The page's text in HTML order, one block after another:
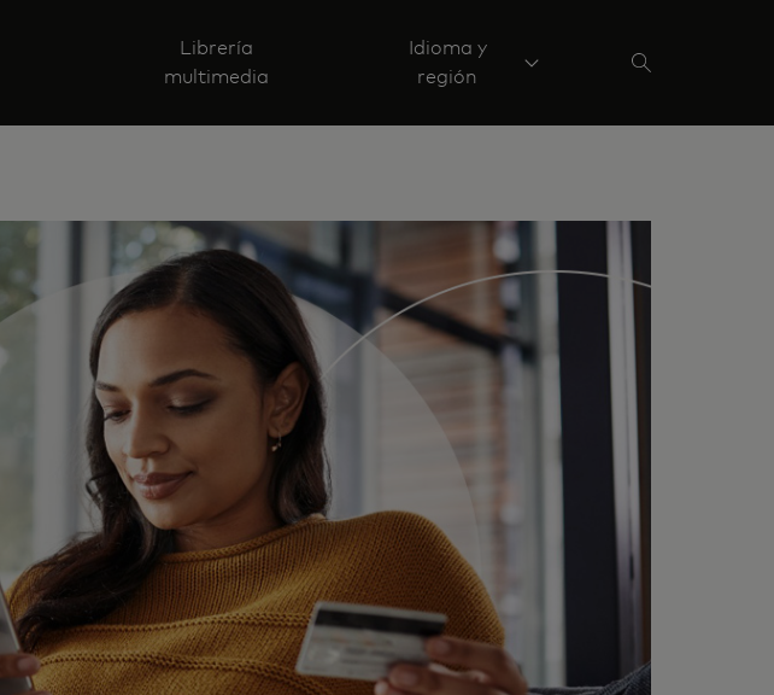
Librería
multimedia
Idioma y
región